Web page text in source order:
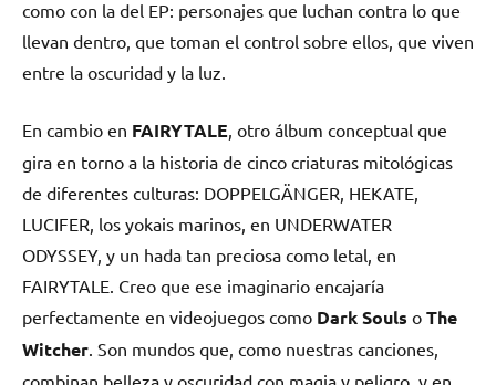
como con la del EP: personajes que luchan contra lo que
llevan dentro, que toman el control sobre ellos, que viven
entre la oscuridad y la luz.
En cambio en FAIRYTALE, otro álbum conceptual que
gira en torno a la historia de cinco criaturas mitológicas
de diferentes culturas: DOPPELGÄNGER, HEKATE,
LUCIFER, los yokais marinos, en UNDERWATER
ODYSSEY, y un hada tan preciosa como letal, en
FAIRYTALE. Creo que ese imaginario encajaría
perfectamente en videojuegos como Dark Souls o The
Witcher. Son mundos que, como nuestras canciones,